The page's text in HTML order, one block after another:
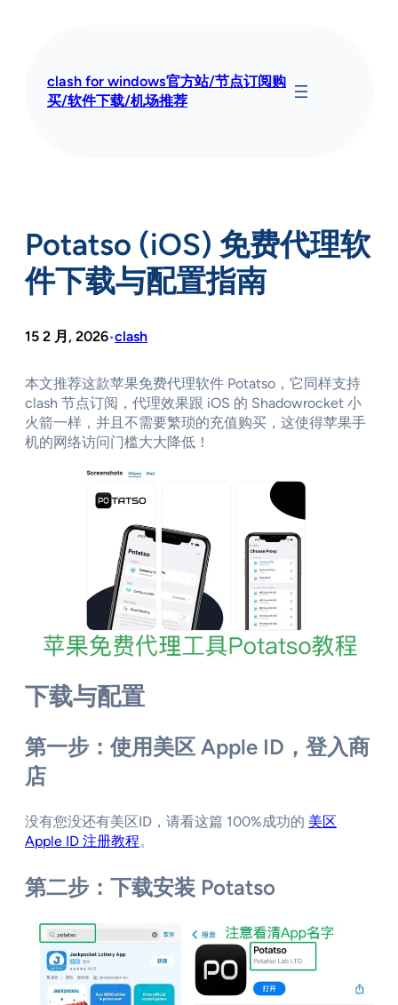
clash for windows官方站/节点订阅购
买/软件下载/机场推荐
Potatso (iOS) 免费代理软
件下载与配置指南​
15 2 月, 2026•clash
本文推荐这款苹果免费代理软件 Potatso，它同样支持
clash 节点订阅，代理效果跟 iOS 的 Shadowrocket 小
火箭一样，并且不需要繁琐的充值购买，这使得苹果手
机的网络访问门槛大大降低！
下载与配置
第一步：使用美区 Apple ID，登入商
店
没有您没还有美区ID，请看这篇 100%成功的 美区
Apple ID 注册教程。
第二步：下载安装 Potatso